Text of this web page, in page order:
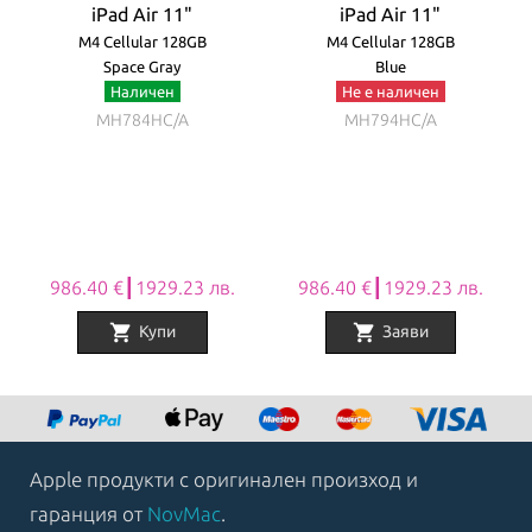
iPad Air 11"
M4 Cellular 128GB
Space Gray
Наличен
MH784HC/A
986.40 €┃1929.23 лв.
shopping_cart Купи
iPad Air 11"
M4 Cellular 128GB
Blue
Не е наличен
MH794HC/A
986.40 €┃1929.23 лв.
shopping_cart Заяви
8
Apple продукти с оригинален произход и
гаранция от NovMac.